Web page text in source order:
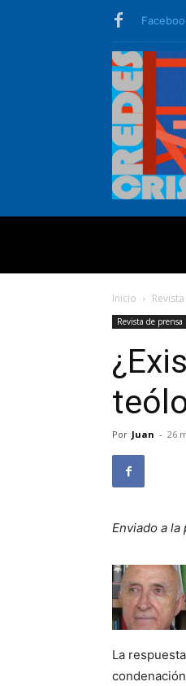
Inicio
Revista de prensa
Por Juan - 26
Enviado a la
La